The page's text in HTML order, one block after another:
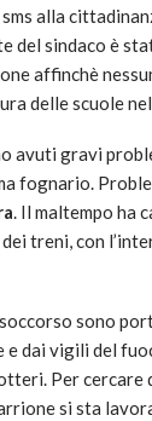
alla
del sindaco è
affinchè
delle scuole
avuti gravi
fognario.
. Il maltempo ha
treni, con
sono
dai vigili del
Per cercare
si sta